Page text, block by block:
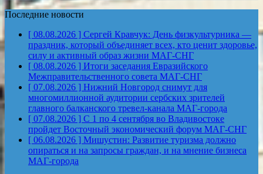
Последние новости
[ 08.08.2026 ] Сергей Кравчук: День физкультурника —
праздник, который объединяет всех, кто ценит здоровье,
силу и активный образ жизни МАГ-СНГ
[ 08.08.2026 ] Итоги заседания Евразийского
Межправительственного совета МАГ-СНГ
[ 07.08.2026 ] Нижний Новгород снимут для
многомиллионной аудитории сербских зрителей
главного балканского тревел-канала МАГ-города
[ 07.08.2026 ] С 1 по 4 сентября во Владивостоке
пройдет Восточный экономический форум МАГ-СНГ
[ 06.08.2026 ] Мишустин: Развитие туризма должно
опираться и на запросы граждан, и на мнение бизнеса
МАГ-города